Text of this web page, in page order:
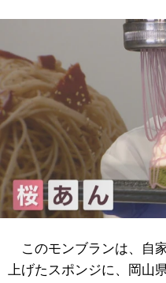
このモンブランは、自
上げたスポンジに、岡山